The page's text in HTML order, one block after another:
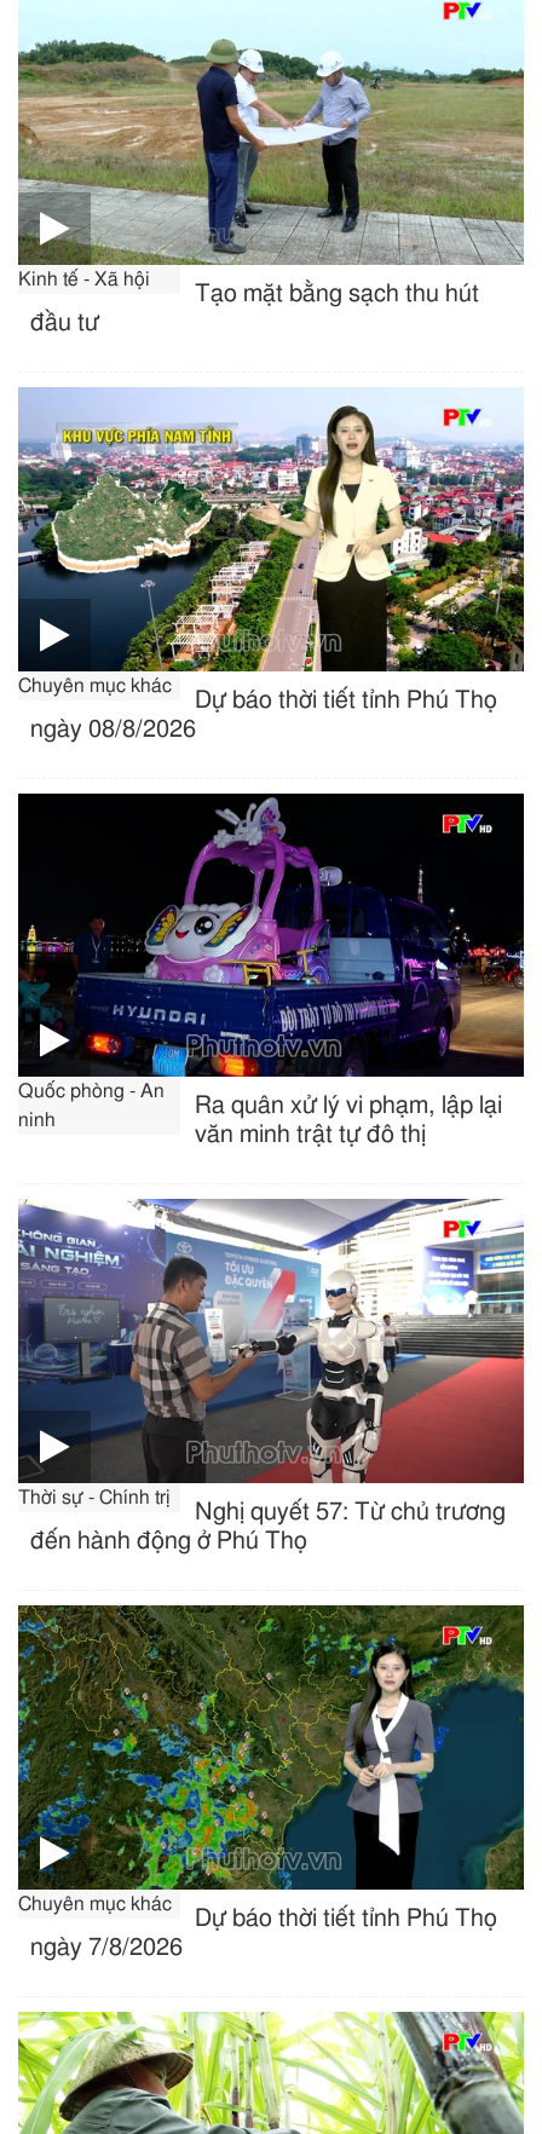
Kinh tế - Xã hội
Tạo mặt bằng sạch thu hút
đầu tư
Chuyên mục khác
Dự báo thời tiết tỉnh Phú Thọ
ngày 08/8/2026
Quốc phòng - An
ninh
Ra quân xử lý vi phạm, lập lại
văn minh trật tự đô thị
Thời sự - Chính trị
Nghị quyết 57: Từ chủ trương
đến hành động ở Phú Thọ
Chuyên mục khác
Dự báo thời tiết tỉnh Phú Thọ
ngày 7/8/2026